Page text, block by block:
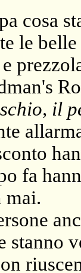
cosa
le
il
fa
mai.
stanno